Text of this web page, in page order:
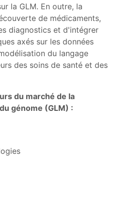
la GLM. En outre, la
de médicaments,
diagnostics et d'intégrer
axés sur les données
du langage
des soins de santé et des
du marché de la
génome (GLM) :